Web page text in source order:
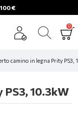
€
0
camino in legna Prity PS3,
10.3kW